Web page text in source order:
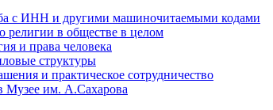
с ИНН и другими машиночитаемыми кодами
религии в обществе в целом
и права человека
структуры
и практическое сотрудничество
Музее им. А.Сахарова